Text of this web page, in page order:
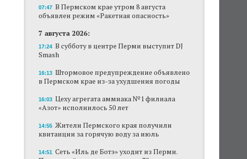
с брошенными автомобилями
на 30%
Власти вернулись к проекту большого
07:47 В Пермском крае утром 8 августа
объявлен режим «Ракетная опасность»
7 августа 2026:
17:24 В субботу в центре Перми выступит DJ
Smash
16:13 Штормовое предупреждение объявлено
в Пермском крае из-за ухудшения погоды
16:03 Цеху агрегата аммиака №1 филиала
«Азот» исполнилось 50 лет
14:55 Жители Пермского края получили
квитанции за горячую воду за июль
14:51 Сеть «Иль де Ботэ» уходит из Перми.